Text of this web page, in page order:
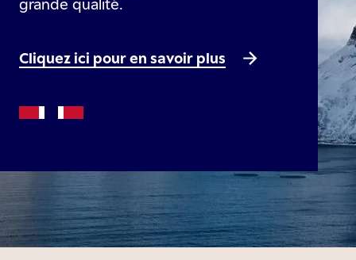
grande qualité.
Cliquez ici pour en savoir plus